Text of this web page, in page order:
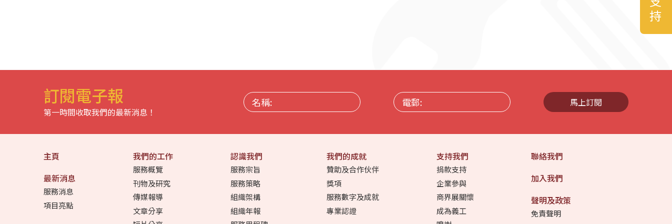
訂閱電子報
第一時間收取我們的最新消息！
名
稱:
電
郵:
馬上訂閱
主頁
最新消息
服務消息
項目亮點
我們的工作
服務概覽
刊物及研究
傳媒報導
文章分享
認識我們
服務宗旨
服務策略
組織架構
組織年報
我們的成就
贊助及合作伙伴
獎項
服務數字及成就
專業認證
支持我們
捐款支持
企業參與
商界展關懷
成為義工
聯絡我們
加入我們
聲明及政策
免責聲明